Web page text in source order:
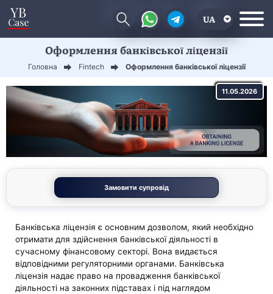
UA
Оформлення банківської ліцензії
Головна Fintech Оформлення банківської ліцензії
11.05.2026
Замовити супровід
Банківська ліцензія є основним дозволом, який необхідно
отримати для здійснення банківської діяльності в
сучасному фінансовому секторі. Вона видається
відповідними регуляторними органами. Банківська
ліцензія надає право на провадження банківської
діяльності на законних підставах і під наглядом